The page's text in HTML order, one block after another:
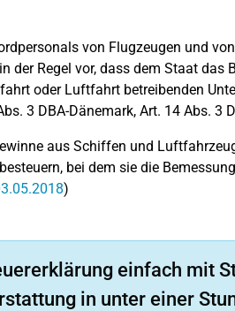
von Flugzeugen und
der Regel vor, dass dem Staat das
oder Luftfahrt betreibenden
3 DBA-Dänemark, Art. 14 Abs. 3
aus Schiffen und
bei dem sie die
)
einfach mit
in unter einer